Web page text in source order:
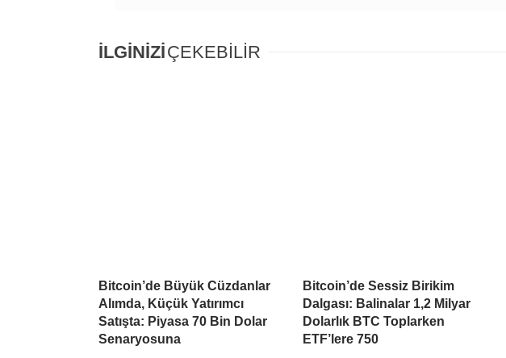
İLGİNİZİÇEKEBİLİR
Bitcoin’de Büyük Cüzdanlar
Alımda, Küçük Yatırımcı
Satışta: Piyasa 70 Bin Dolar
Senaryosuna
Bitcoin’de Sessiz Birikim
Dalgası: Balinalar 1,2 Milyar
Dolarlık BTC Toplarken
ETF’lere 750